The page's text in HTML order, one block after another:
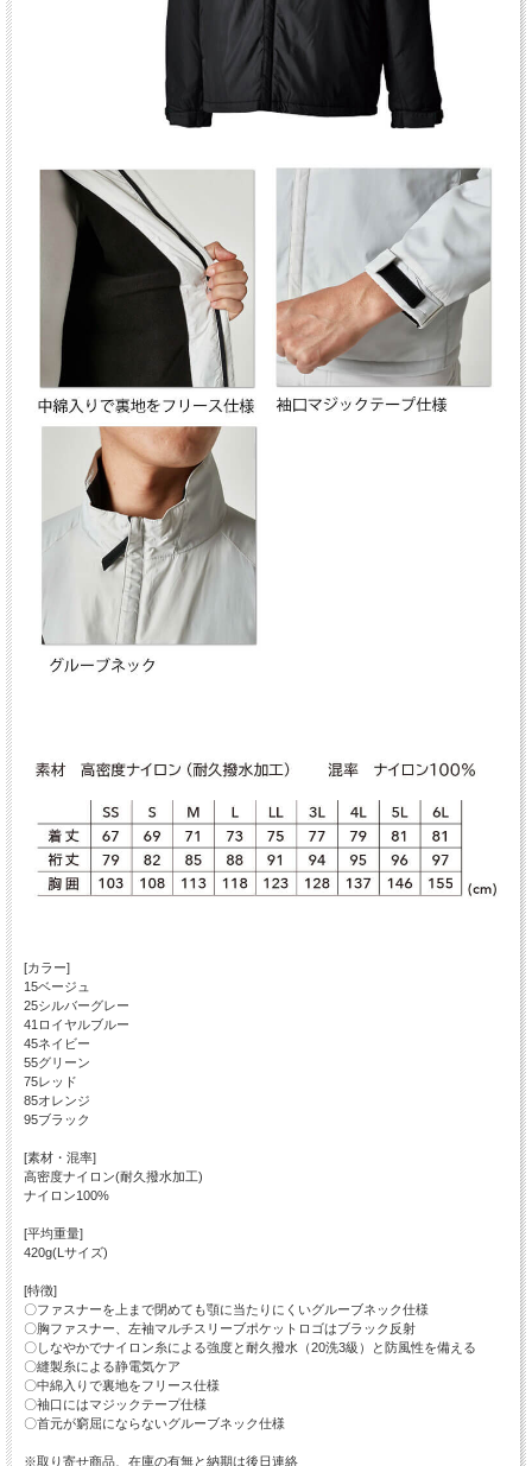
[カラー]
15ベージュ
25シルバーグレー
41ロイヤルブルー
45ネイビー
55グリーン
75レッド
85オレンジ
95ブラック
[素材・混率]
高密度ナイロン(耐久撥水加工)
ナイロン100%
[平均重量]
420g(Lサイズ)
[特徴]
〇ファスナーを上まで閉めても顎に当たりにくいグルーブネック仕様
〇胸ファスナー、左袖マルチスリーブポケットロゴはブラック反射
〇しなやかでナイロン糸による強度と耐久撥水（20洗3級）と防風性を備える
〇縫製糸による静電気ケア
〇中綿入りで裏地をフリース仕様
〇袖口にはマジックテープ仕様
〇首元が窮屈にならないグルーブネック仕様
※取り寄せ商品、在庫の有無と納期は後日連絡